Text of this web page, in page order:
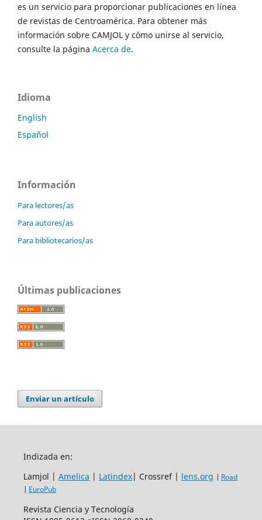
es un servicio para proporcionar publicaciones en línea
de revistas de Centroamérica. Para obtener más
información sobre CAMJOL y cómo unirse al servicio,
consulte la página Acerca de.
Idioma
English
Español
Información
Para lectores/as
Para autores/as
Para bibliotecarios/as
Últimas publicaciones
Enviar un artículo
Indizada en:
Lamjol | Amelica | Latindex| Crossref | lens.org | Road
| EuroPub
Revista Ciencia y Tecnología